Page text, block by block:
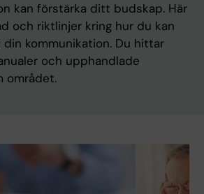
kan förstärka ditt budskap. Här
och riktlinjer kring hur du kan
kommunikation. Du hittar
och upphandlade
området.